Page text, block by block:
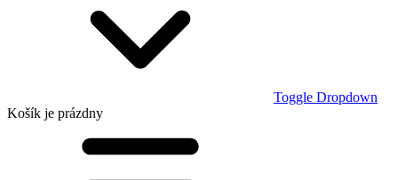
Toggle Dropdown
Košík je prázdny